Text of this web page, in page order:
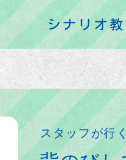
スタッフが行